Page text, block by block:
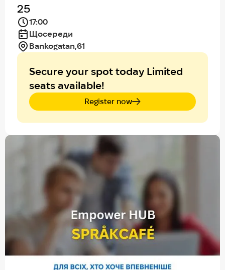
25
17:00
Щосереди
Bankogatan,61
Secure your spot today Limited
seats available!
Register now